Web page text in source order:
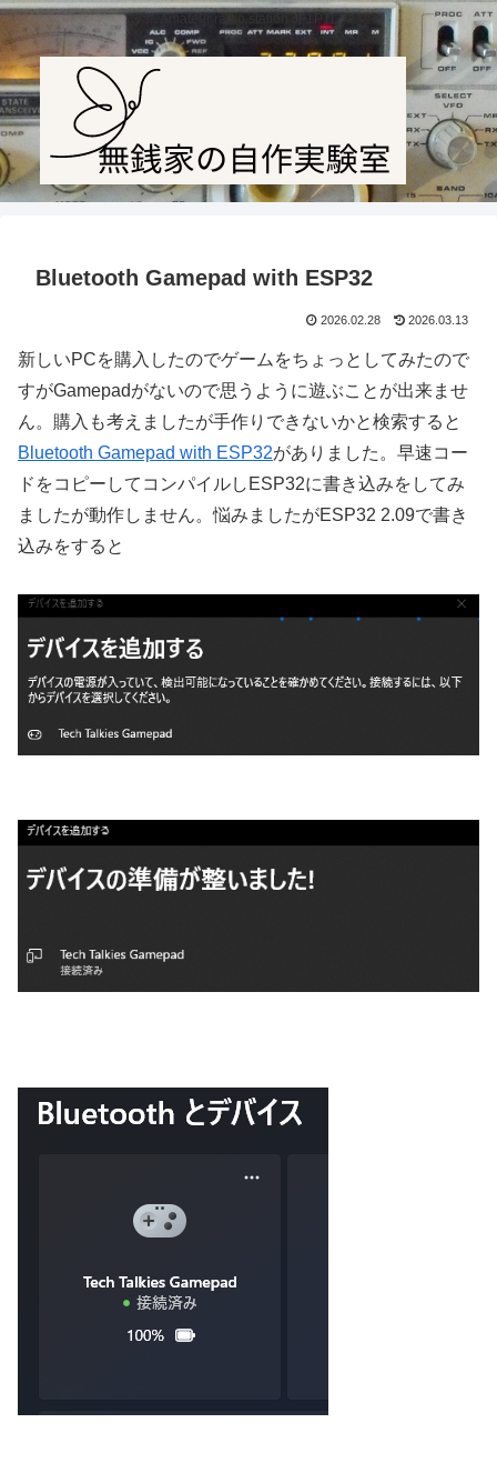
Amateur radio station JF1PTL
Bluetooth Gamepad with ESP32
2026.02.28 2026.03.13
新しいPCを購入したのでゲームをちょっとしてみたので
すがGamepadがないので思うように遊ぶことが出来ませ
ん。購入も考えましたが手作りできないかと検索すると
Bluetooth Gamepad with ESP32がありました。早速コー
ドをコピーしてコンパイルしESP32に書き込みをしてみ
ましたが動作しません。悩みましたがESP32 2.09で書き
込みをすると